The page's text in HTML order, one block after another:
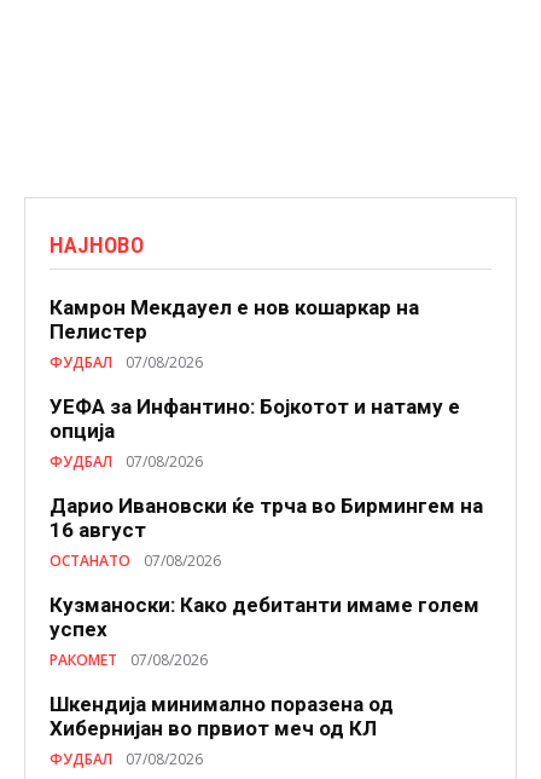
НАЈНОВО
Камрон Мекдауел е нов кошаркар на
Пелистер
ФУДБАЛ 07/08/2026
УЕФА за Инфантино: Бојкотот и натаму е
опција
ФУДБАЛ 07/08/2026
Дарио Ивановски ќе трча во Бирмингем на
16 август
ОСТАНАТО 07/08/2026
Кузманоски: Како дебитанти имаме голем
успех
РАКОМЕТ 07/08/2026
Шкендија минимално поразена од
Хибернијан во првиот меч од КЛ
ФУДБАЛ 07/08/2026